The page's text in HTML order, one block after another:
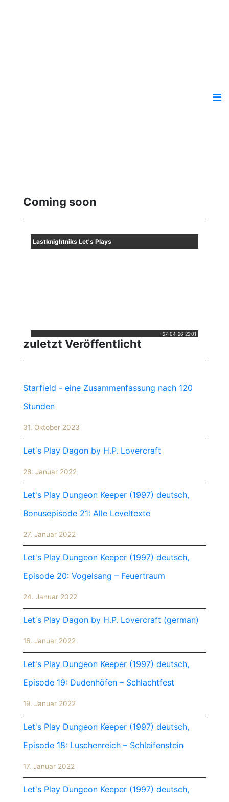
Coming soon
Lastknightniks Let's Plays
: 27-04-26 22:01
zuletzt Veröffentlicht
Starfield - eine Zusammenfassung nach 120
Stunden
31. Oktober 2023
Let′s Play Dagon by H.P. Lovercraft
28. Januar 2022
Let's Play Dungeon Keeper (1997) deutsch,
Bonusepisode 21: Alle Leveltexte
27. Januar 2022
Let's Play Dungeon Keeper (1997) deutsch,
Episode 20: Vogelsang – Feuertraum
24. Januar 2022
Let′s Play Dagon by H.P. Lovercraft (german)
16. Januar 2022
Let's Play Dungeon Keeper (1997) deutsch,
Episode 19: Dudenhöfen – Schlachtfest
19. Januar 2022
Let's Play Dungeon Keeper (1997) deutsch,
Episode 18: Luschenreich – Schleifenstein
17. Januar 2022
Let's Play Dungeon Keeper (1997) deutsch,